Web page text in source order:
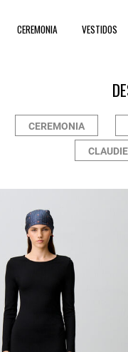
CEREMONIA VESTIDOS
CEREMONIA